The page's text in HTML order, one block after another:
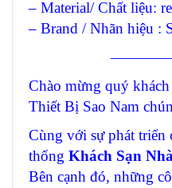
– Material/ Chất liệu:
– Brand / Nhãn hiệu :
Chào mừng quý
Thiết Bị Sao Nam
Cùng với sự phát triển
thống Khách Sạn
Bên cạnh đó, những